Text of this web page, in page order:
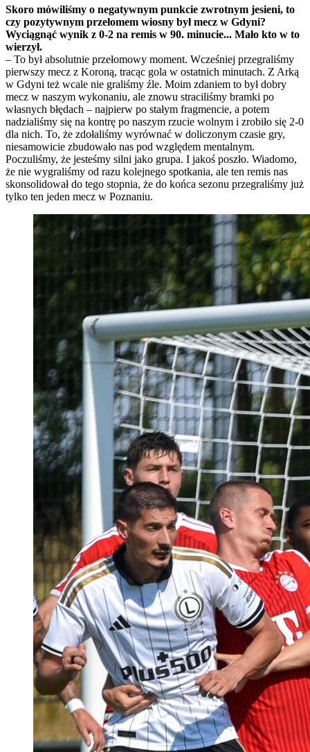
Skoro mówiliśmy o negatywnym punkcie zwrotnym jesieni, to
czy pozytywnym przełomem wiosny był mecz w Gdyni?
Wyciągnąć wynik z 0-2 na remis w 90. minucie... Mało kto w to
wierzył.
– To był absolutnie przełomowy moment. Wcześniej przegraliśmy
pierwszy mecz z Koroną, tracąc gola w ostatnich minutach. Z Arką
w Gdyni też wcale nie graliśmy źle. Moim zdaniem to był dobry
mecz w naszym wykonaniu, ale znowu straciliśmy bramki po
własnych błędach – najpierw po stałym fragmencie, a potem
nadzialiśmy się na kontrę po naszym rzucie wolnym i zrobiło się 2-0
dla nich. To, że zdołaliśmy wyrównać w doliczonym czasie gry,
niesamowicie zbudowało nas pod względem mentalnym.
Poczuliśmy, że jesteśmy silni jako grupa. I jakoś poszło. Wiadomo,
że nie wygraliśmy od razu kolejnego spotkania, ale ten remis nas
skonsolidował do tego stopnia, że do końca sezonu przegraliśmy już
tylko ten jeden mecz w Poznaniu.